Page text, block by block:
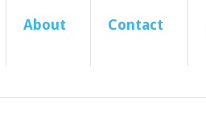
About Contact